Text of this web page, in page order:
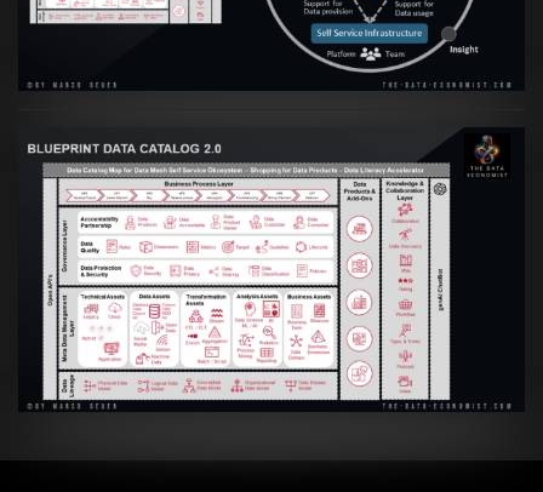
VIEW
Artikel:Data Mesh Ökosysteme: Die
Transformation zur Data Inspired Human
Culture
VIEW